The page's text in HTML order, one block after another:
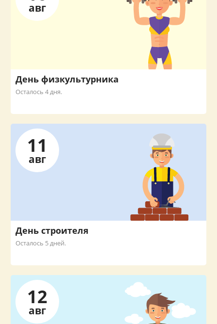
авг
День физкультурника
Осталось 4 дня.
11
авг
День строителя
Осталось 5 дней.
12
авг